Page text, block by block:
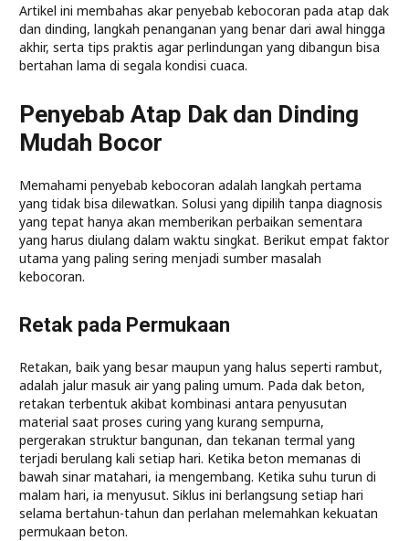
Artikel ini membahas akar penyebab kebocoran pada atap dak
dan dinding, langkah penanganan yang benar dari awal hingga
akhir, serta tips praktis agar perlindungan yang dibangun bisa
bertahan lama di segala kondisi cuaca.
Penyebab Atap Dak dan Dinding
Mudah Bocor
Memahami penyebab kebocoran adalah langkah pertama
yang tidak bisa dilewatkan. Solusi yang dipilih tanpa diagnosis
yang tepat hanya akan memberikan perbaikan sementara
yang harus diulang dalam waktu singkat. Berikut empat faktor
utama yang paling sering menjadi sumber masalah
kebocoran.
Retak pada Permukaan
Retakan, baik yang besar maupun yang halus seperti rambut,
adalah jalur masuk air yang paling umum. Pada dak beton,
retakan terbentuk akibat kombinasi antara penyusutan
material saat proses curing yang kurang sempurna,
pergerakan struktur bangunan, dan tekanan termal yang
terjadi berulang kali setiap hari. Ketika beton memanas di
bawah sinar matahari, ia mengembang. Ketika suhu turun di
malam hari, ia menyusut. Siklus ini berlangsung setiap hari
selama bertahun-tahun dan perlahan melemahkan kekuatan
permukaan beton.